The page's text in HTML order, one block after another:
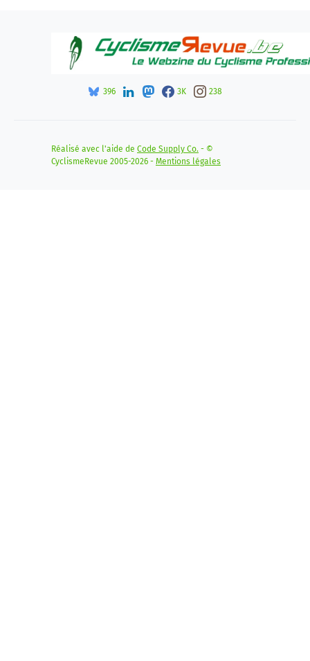
396 3K 238
Réalisé avec l'aide de Code Supply Co. - ©
CyclismeRevue 2005-2026 - Mentions légales